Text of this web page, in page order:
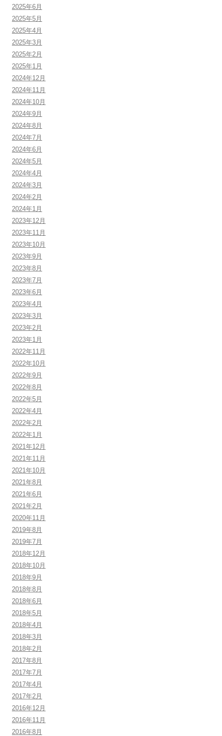
2025年6月
2025年5月
2025年4月
2025年3月
2025年2月
2025年1月
2024年12月
2024年11月
2024年10月
2024年9月
2024年8月
2024年7月
2024年6月
2024年5月
2024年4月
2024年3月
2024年2月
2024年1月
2023年12月
2023年11月
2023年10月
2023年9月
2023年8月
2023年7月
2023年6月
2023年4月
2023年3月
2023年2月
2023年1月
2022年11月
2022年10月
2022年9月
2022年8月
2022年5月
2022年4月
2022年2月
2022年1月
2021年12月
2021年11月
2021年10月
2021年8月
2021年6月
2021年2月
2020年11月
2019年8月
2019年7月
2018年12月
2018年10月
2018年9月
2018年8月
2018年6月
2018年5月
2018年4月
2018年3月
2018年2月
2017年8月
2017年7月
2017年4月
2017年2月
2016年12月
2016年11月
2016年8月